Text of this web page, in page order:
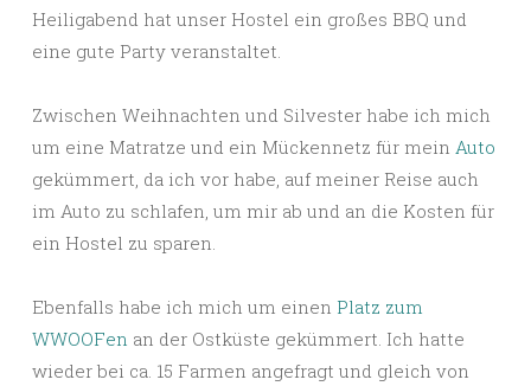
Heiligabend hat unser Hostel ein großes BBQ und
eine gute Party veranstaltet.
Zwischen Weihnachten und Silvester habe ich mich
um eine Matratze und ein Mückennetz für mein Auto
gekümmert, da ich vor habe, auf meiner Reise auch
im Auto zu schlafen, um mir ab und an die Kosten für
ein Hostel zu sparen.
Ebenfalls habe ich mich um einen Platz zum
WWOOFen an der Ostküste gekümmert. Ich hatte
wieder bei ca. 15 Farmen angefragt und gleich von